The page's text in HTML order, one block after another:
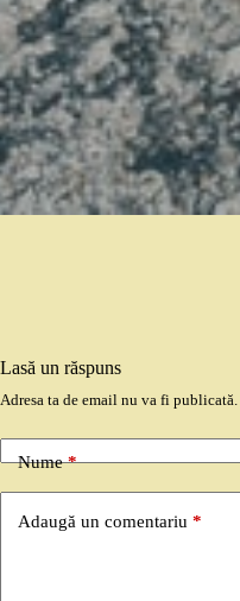
Lasă un răspuns
Adresa ta de email nu va fi publicată.
Nume*
Adaugă un comentariu *